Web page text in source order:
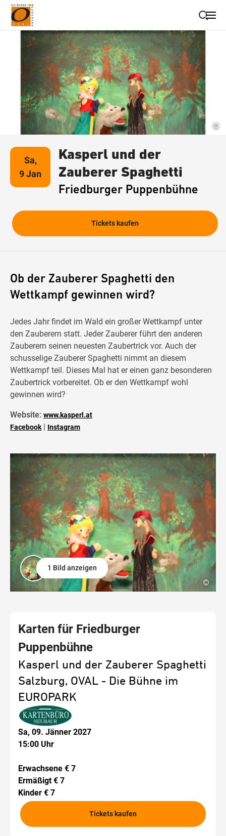
Suche schließen
Wegbeschreibung erhalten
©
Sa,
9 Jan
Kasperl und der
Zauberer Spaghetti
Friedburger Puppenbühne
Tickets kaufen
Ob der Zauberer Spaghetti den
Wettkampf gewinnen wird?
Jedes Jahr findet im Wald ein großer Wettkampf unter
den Zauberern statt. Jeder Zauberer führt den anderen
Zauberern seinen neuesten Zaubertrick vor. Auch der
schusselige Zauberer Spaghetti nimmt an diesem
Wettkampf teil. Dieses Mal hat er einen ganz besonderen
Zaubertrick vorbereitet. Ob er den Wettkampf wohl
gewinnen wird?
Website: www.kasperl.at
Facebook| Instagram
©
1 Bild anzeigen
Karten für Friedburger
Puppenbühne
Kasperl und der Zauberer Spaghetti
Salzburg, OVAL - Die Bühne im
EUROPARK
Sa, 09. Jänner 2027
15:00 Uhr
Erwachsene € 7
Ermäßigt € 7
Kinder € 7
Tickets kaufen